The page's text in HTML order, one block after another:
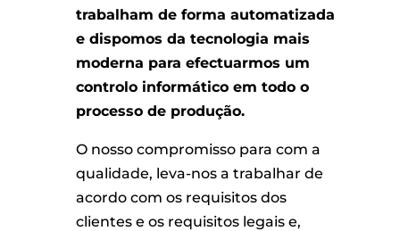
trabalham de forma automatizada
e dispomos da tecnologia mais
moderna para efectuarmos um
controlo informático em todo o
processo de produção.
O nosso compromisso para com a
qualidade, leva-nos a trabalhar de
acordo com os requisitos dos
clientes e os requisitos legais e,